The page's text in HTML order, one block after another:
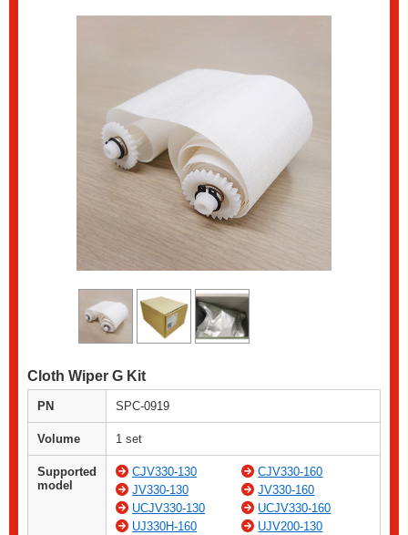
Cloth Wiper G Kit
PN SPC-0919
Volume 1 set
Supported
model
CJV330-130
CJV330-160
JV330-130
JV330-160
UCJV330-130
UCJV330-160
UJ330H-160
UJV200-130